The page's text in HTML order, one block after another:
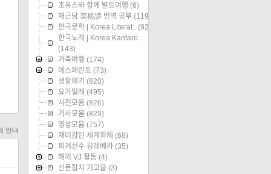
안내
초유스와 함께 발트여행 (6)
채근담 菜根譚 번역 공부 (119)
한국문학 | Korea Literat.. (92)
한국노래 | Korea Kantaro
(143)
가족여행 (174)
에스페란토 (73)
생활얘기 (820)
요가일래 (495)
사진모음 (826)
기사모음 (829)
영상모음 (757)
재미감탄 세계화제 (68)
피겨선수 김레베카 (35)
해외 VJ 활동 (4)
신문잡지 기고글 (3)